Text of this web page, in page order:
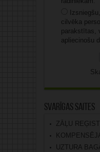
cilvēka
parakstītas,
apliecinošu
Svarīgas saites
ZĀĻU
UZTURA